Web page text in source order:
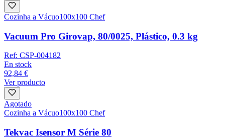
Cozinha a Vácuo100x100 Chef
Vacuum Pro Girovap, 80/0025, Plástico, 0.3 kg
Ref: CSP-004182
En stock
92,84 €
Ver producto
Agotado
Cozinha a Vácuo100x100 Chef
Tekvac Isensor M Série 80